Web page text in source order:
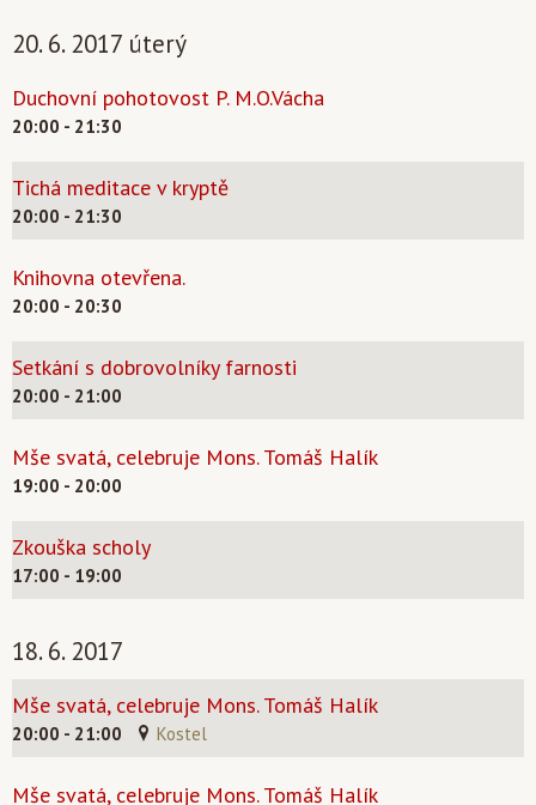
20. 6. 2017 úterý
Duchovní pohotovost P. M.O.Vácha
20:00 - 21:30
Tichá meditace v kryptě
20:00 - 21:30
Knihovna otevřena.
20:00 - 20:30
Setkání s dobrovolníky farnosti
20:00 - 21:00
Mše svatá, celebruje Mons. Tomáš Halík
19:00 - 20:00
Zkouška scholy
17:00 - 19:00
18. 6. 2017
Mše svatá, celebruje Mons. Tomáš Halík
20:00 - 21:00 Kostel
Mše svatá, celebruje Mons. Tomáš Halík